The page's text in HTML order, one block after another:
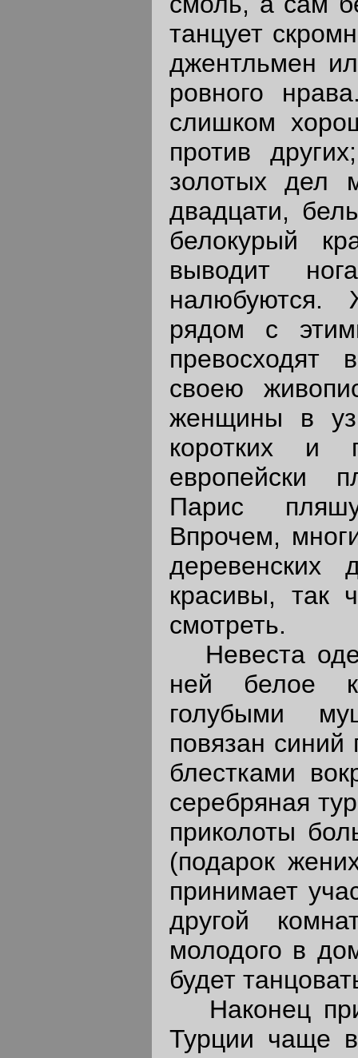
танцует
джентльмен
ровного
слишком
против
золотых дел
двадцати,
белокурый
выводит
налюбуются.
рядом с
превосходят
своею
женщины в
коротких и
европейски
Парис
Впрочем,
красивы, так
смотреть.
Невеста
ней белое
голубыми
повязан синий
блестками
серебряная
приколоты
(подарок
принимает
другой
молодого в
будет
Наконец
Турции чаще